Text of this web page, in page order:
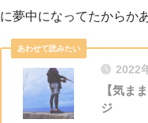
に夢中になってたからか
2022
【気ま
ジ